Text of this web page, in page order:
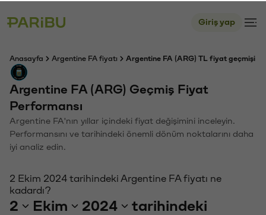
Giriş yap
Anasayfa Argentine FA fiyatı Argentine FA (ARG) TL fiyat geçmişi
Argentine FA (ARG) Geçmiş Fiyat
Performansı
Argentine FA'nın yıllar içindeki fiyat değişimini inceleyin.
Performansını ve tarihindeki önemli dönüm noktalarını daha
iyi analiz edin.
2 Ekim 2024 tarihindeki Argentine FA fiyatı ne
kadardı?
2 Ekim 2024
tarihindeki